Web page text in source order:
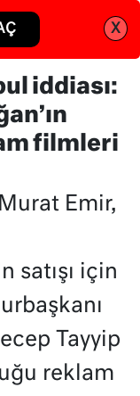
Abone ol Giriş
iddiası:
filmleri
Emir,
satışı için
Tayyip
reklam